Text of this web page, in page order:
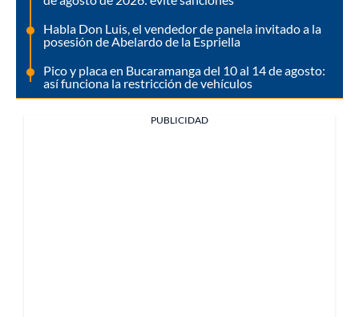
Habla Don Luis, el vendedor de panela invitado a la
posesión de Abelardo de la Espriella
Pico y placa en Bucaramanga del 10 al 14 de agosto:
así funciona la restricción de vehículos
PUBLICIDAD